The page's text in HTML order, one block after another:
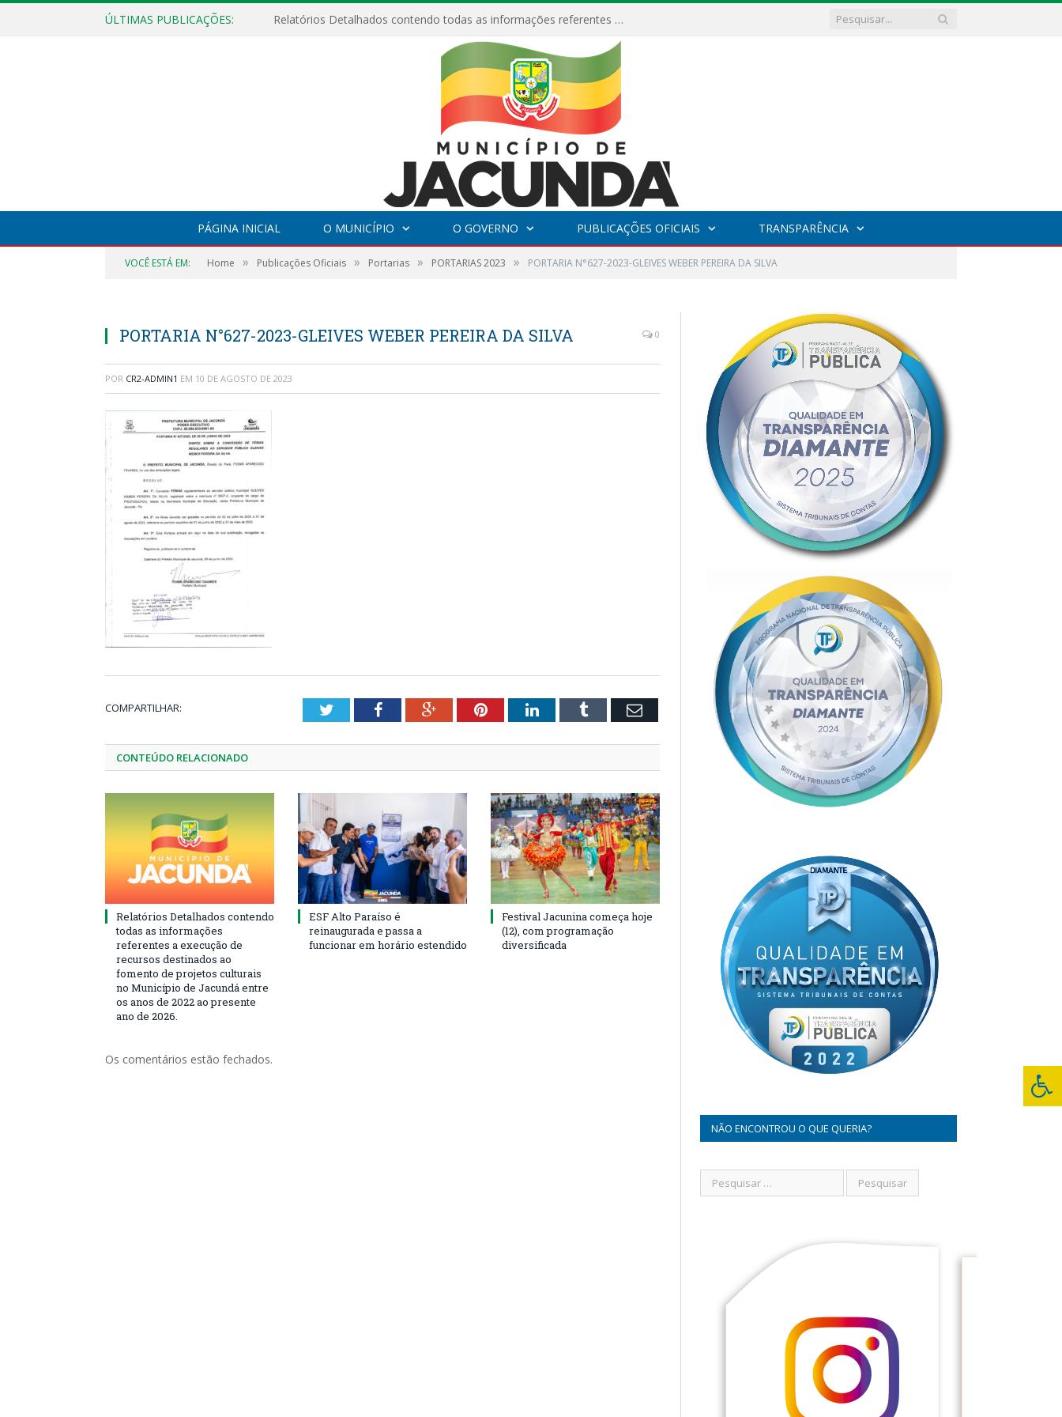
ÚLTIMAS PUBLICAÇÕES: Relatórios Detalhados contendo todas as informações referentes a execução de recursos destinados ao fomento de projetos culturais no Município de Jacundá entre os anos de 2022 ao presente ano de 2026.
PÁGINA INICIAL O MUNICÍPIO O GOVERNO PUBLICAÇÕES OFICIAIS TRANSPARÊNCIA
VOCÊ ESTÁ EM: Home » Publicações Oficiais » Portarias » PORTARIAS 2023 » PORTARIA N°627-2023-GLEIVES WEBER PEREIRA DA SILVA
PORTARIA N°627-2023-GLEIVES WEBER PEREIRA DA SILVA 0
POR CR2-ADMIN1 EM 10 DE AGOSTO DE 2023
COMPARTILHAR: TwitterFacebookGoogle+PinterestLinkedInTumblr Email
CONTEÚDO RELACIONADO
Relatórios Detalhados contendo
todas as informações
referentes a execução de
recursos destinados ao
fomento de projetos culturais
no Município de Jacundá entre
os anos de 2022 ao presente
ano de 2026.
ESF Alto Paraíso é
reinaugurada e passa a
funcionar em horário estendido
Festival Jacunina começa hoje
(12), com programação
diversificada
Os comentários estão fechados.
NÃO ENCONTROU O QUE QUERIA?